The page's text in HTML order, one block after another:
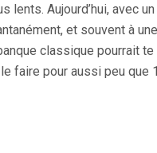
lents. Aujourd’hui, avec
et souvent à
classique pourrait
faire pour aussi peu que